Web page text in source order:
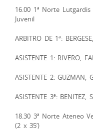
16.00 1ª Norte
Juvenil
ARBITRO DE 1ª:
ASISTENTE 1: RIVERO,
ASISTENTE 2: GUZMAN,
ASISTENTE 3ª: BENITEZ,
18.30 3ª Norte Ateneo
(2 x 35’)